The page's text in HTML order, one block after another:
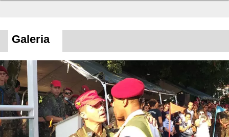
ANVFEB recebe visita de representantes dos BRICs
Galeria